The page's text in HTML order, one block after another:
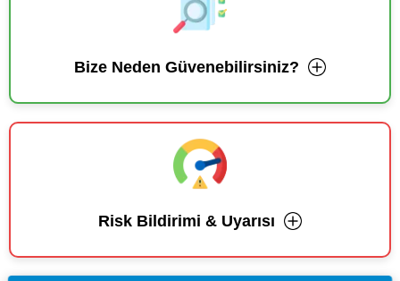
Bize Neden Güvenebilirsiniz?
Risk Bildirimi & Uyarısı